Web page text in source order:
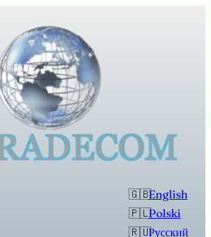
English
Polski
Русский